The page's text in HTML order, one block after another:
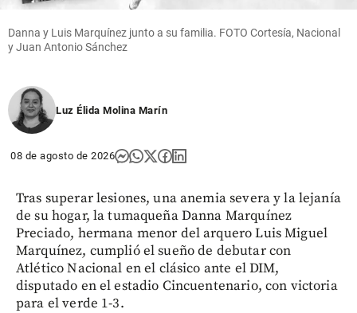
Danna y Luis Marquínez junto a su familia. FOTO Cortesía, Nacional
y Juan Antonio Sánchez
Luz Élida Molina Marín
08 de agosto de 2026
Tras superar lesiones, una anemia severa y la lejanía
de su hogar, la tumaqueña Danna Marquínez
Preciado, hermana menor del arquero Luis Miguel
Marquínez, cumplió el sueño de debutar con
Atlético Nacional en el clásico ante el DIM,
disputado en el estadio Cincuentenario, con victoria
para el verde 1-3.